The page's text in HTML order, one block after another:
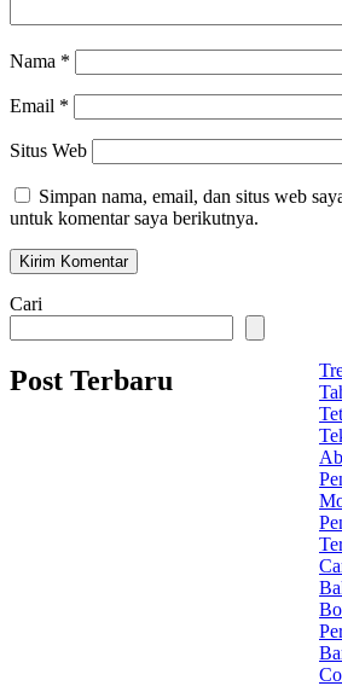
Nama *
Email *
Situs Web
Simpan nama, email, dan situs web
untuk komentar saya berikutnya.
Cari
Post Terbaru